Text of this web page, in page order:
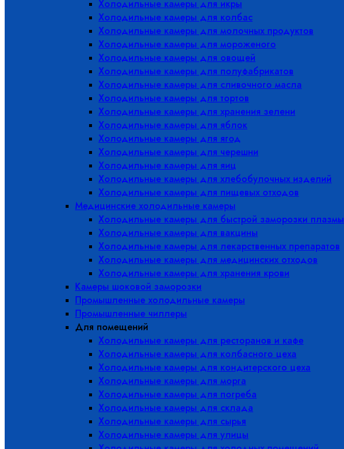
Холодильные камеры для икры
Холодильные камеры для колбас
Холодильные камеры для молочных продуктов
Холодильные камеры для мороженого
Холодильные камеры для овощей
Холодильные камеры для полуфабрикатов
Холодильные камеры для сливочного масла
Холодильные камеры для тортов
Холодильные камеры для хранения зелени
Холодильные камеры для яблок
Холодильные камеры для ягод
Холодильные камеры для черешни
Холодильные камеры для яиц
Холодильные камеры для хлебобулочных изделий
Холодильные камеры для пищевых отходов
Медицинские холодильные камеры
Холодильные камеры для быстрой заморозки плазмы
Холодильные камеры для вакцины
Холодильные камеры для лекарственных препаратов
Холодильные камеры для медицинских отходов
Холодильные камеры для хранения крови
Камеры шоковой заморозки
Промышленные холодильные камеры
Промышленные чиллеры
Для помещений
Холодильные камеры для ресторанов и кафе
Холодильные камеры для колбасного цеха
Холодильные камеры для кондитерского цеха
Холодильные камеры для морга
Холодильные камеры для погреба
Холодильные камеры для склада
Холодильные камеры для сырья
Холодильные камеры для улицы